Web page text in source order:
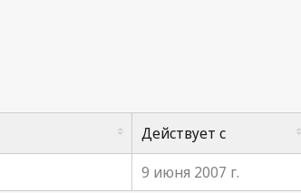
Действует с
9 июня 2007 г.